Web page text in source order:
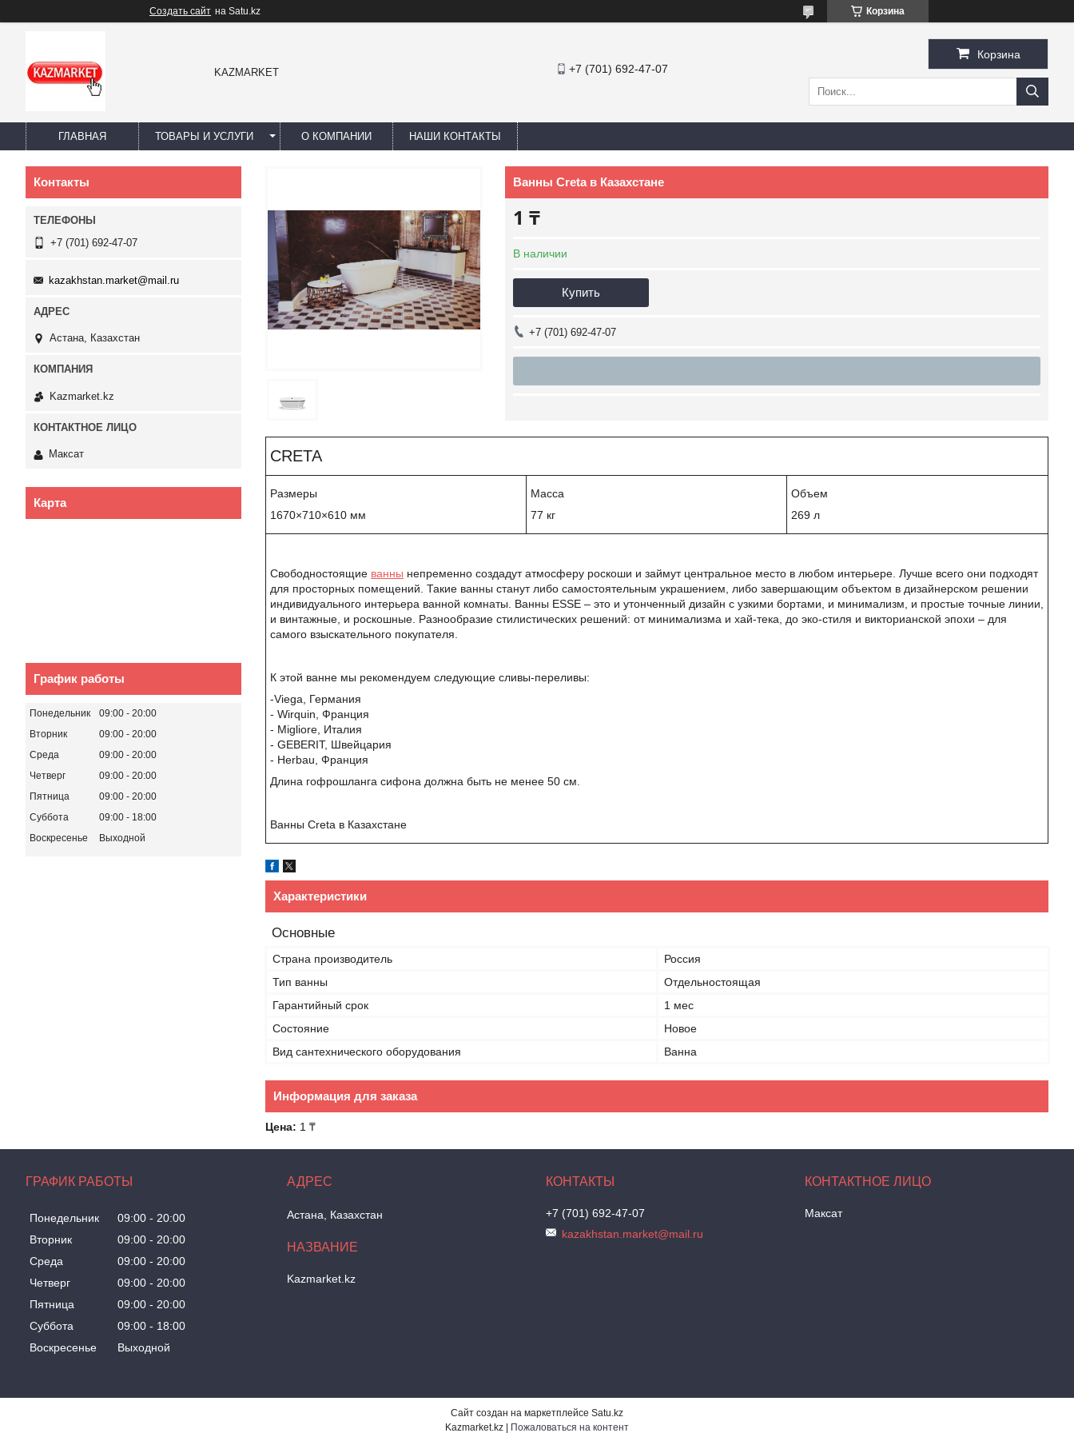
Создать сайт на Satu.kz Корзина
KAZMARKET +7 (701) 692-47-07
Корзина
ГЛАВНАЯ ТОВАРЫ И УСЛУГИ О КОМПАНИИ НАШИ КОНТАКТЫ
Ванны Creta в Казахстане
1 ₸
В наличии
Купить
+7 (701) 692-47-07
CRETA
Размеры
1670×710×610 мм
Масса
77 кг
Объем
269 л
Свободностоящие ванны непременно создадут атмосферу роскоши и займут центральное место в любом интерьере. Лучше всего они подходят
для просторных помещений. Такие ванны станут либо самостоятельным украшением, либо завершающим объектом в дизайнерском решении
индивидуального интерьера ванной комнаты. Ванны ESSE – это и утонченный дизайн с узкими бортами, и минимализм, и простые точные линии,
и винтажные, и роскошные. Разнообразие стилистических решений: от минимализма и хай-тека, до эко-стиля и викторианской эпохи – для
самого взыскательного покупателя.
К этой ванне мы рекомендуем следующие сливы-переливы:
-Viega, Германия
- Wirquin, Франция
- Migliore, Италия
- GEBERIT, Швейцария
- Herbau, Франция
Длина гофрошланга сифона должна быть не менее 50 см.
Ванны Creta в Казахстане
Характеристики
Основные
Страна производитель
Россия
Тип ванны
Отдельностоящая
Гарантийный срок
1 мес
Состояние
Новое
Вид сантехнического оборудования
Ванна
Информация для заказа
Цена: 1 ₸
Контакты
+7 (701) 692-47-07
kazakhstan.market@mail.ru
Астана, Казахстан
Kazmarket.kz
Максат
Карта
График работы
Понедельник 09:00
20:00
Вторник
09:00
20:00
Среда
09:00
20:00
Четверг
09:00
20:00
Пятница
09:00
20:00
Суббота
09:00
18:00
Воскресенье
Выходной
ГРАФИК РАБОТЫ
Понедельник 09:00
20:00
Вторник
09:00
20:00
Среда
09:00
20:00
Четверг
09:00
20:00
Пятница
09:00
20:00
Суббота
09:00
18:00
Воскресенье
Выходной
Астана, Казахстан
Kazmarket.kz
+7 (701) 692-47-07
kazakhstan.market@mail.ru
Максат
Сайт создан на маркетплейсе Satu.kz
Пожаловаться на контент